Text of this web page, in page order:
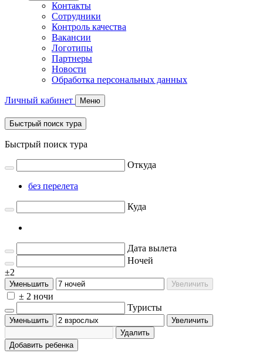
Контакты
Сотрудники
Контроль качества
Вакансии
Логотипы
Партнеры
Новости
Обработка персональных данных
Личный кабинет Меню
Быстрый поиск тура
Быстрый поиск тура
Откуда
без перелета
Куда
Дата вылета
Ночей
±2
Уменьшить Увеличить
± 2 ночи
Туристы
Уменьшить
Увеличить
Удалить
Добавить ребенка